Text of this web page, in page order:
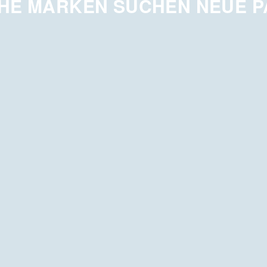
MARKEN SUCHEN NEUE